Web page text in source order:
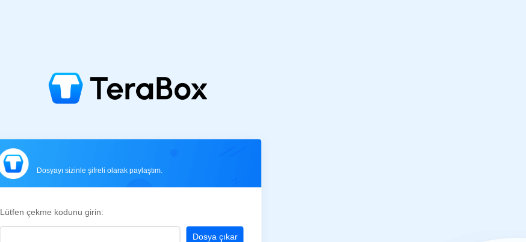
Dosyayı sizinle şifreli olarak paylaştım.
Lütfen çekme kodunu girin:
Dosya çıkar